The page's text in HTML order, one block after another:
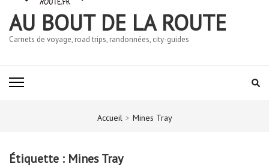
AU BOUT DE LA ROUTE
Carnets de voyage, road trips, randonnées, city-guides
Accueil > Mines Tray
Étiquette : Mines Tray